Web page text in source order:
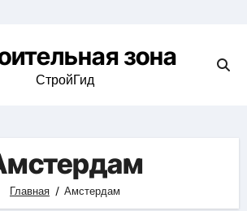
зона
СтройГид
Главная Амстердам